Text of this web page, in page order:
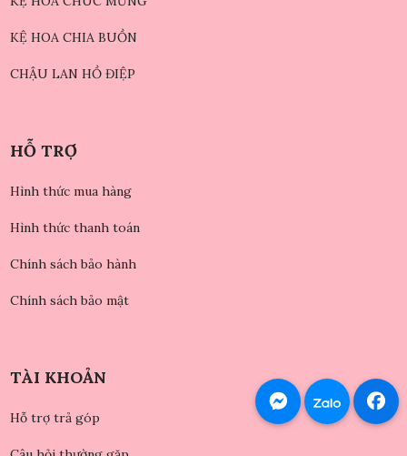
KỆ HOA CHIA BUỒN
CHẬU LAN HỒ ĐIỆP
HỖ TRỢ
Hình thức mua hàng
Hình thức thanh toán
Chính sách bảo hành
Chính sách bảo mật
TÀI KHOẢN
Hỗ trợ trả góp